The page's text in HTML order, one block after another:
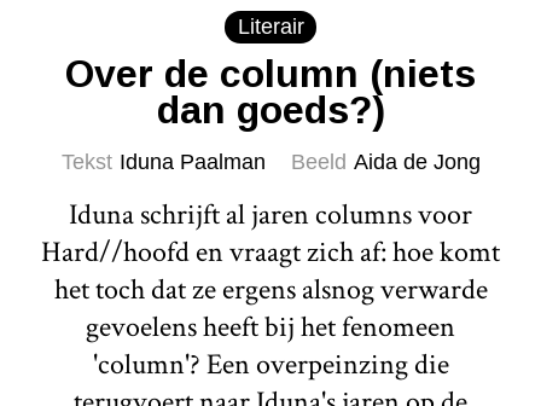
Literair
Over de column (niets
dan goeds?)
Tekst Iduna Paalman Beeld Aida de Jong
Iduna schrijft al jaren columns voor
Hard//hoofd en vraagt zich af: hoe komt
het toch dat ze ergens alsnog verwarde
gevoelens heeft bij het fenomeen
'column'? Een overpeinzing die